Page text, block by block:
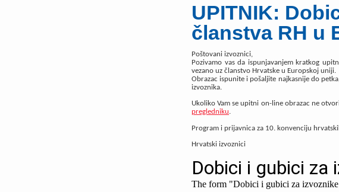
UPITNIK:
članstva RH u
Poštovani izvoznici,
Pozivamo vas da ispunjavanjem kratkog
vezano uz članstvo Hrvatske u Europskoj uniji.
Obrazac ispunite i pošaljite najkasnije do
izvoznika.
Ukoliko Vam se upitni on-line obrazac ne
pregledniku.
Program i prijavnica za 10. konvenciju
Hrvatski izvoznici